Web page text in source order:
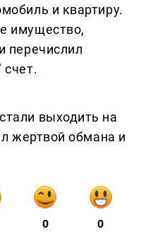
и квартиру.
имущество,
перечислил
счет.
выходить на
жертвой обмана и
0 0